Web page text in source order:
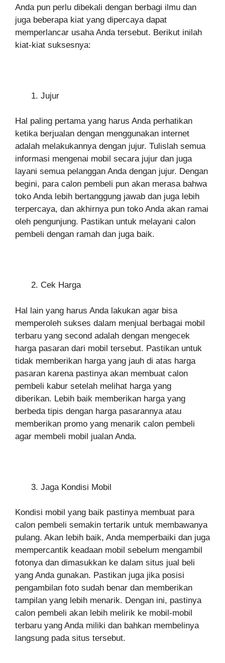
Anda pun perlu dibekali dengan berbagi ilmu dan
juga beberapa kiat yang dipercaya dapat
memperlancar usaha Anda tersebut. Berikut inilah
kiat-kiat suksesnya:
Jujur
Hal paling pertama yang harus Anda perhatikan
ketika berjualan dengan menggunakan internet
adalah melakukannya dengan jujur. Tulislah semua
informasi mengenai mobil secara jujur dan juga
layani semua pelanggan Anda dengan jujur. Dengan
begini, para calon pembeli pun akan merasa bahwa
toko Anda lebih bertanggung jawab dan juga lebih
terpercaya, dan akhirnya pun toko Anda akan ramai
oleh pengunjung. Pastikan untuk melayani calon
pembeli dengan ramah dan juga baik.
Cek Harga
Hal lain yang harus Anda lakukan agar bisa
memperoleh sukses dalam menjual berbagai mobil
terbaru yang second adalah dengan mengecek
harga pasaran dari mobil tersebut. Pastikan untuk
tidak memberikan harga yang jauh di atas harga
pasaran karena pastinya akan membuat calon
pembeli kabur setelah melihat harga yang
diberikan. Lebih baik memberikan harga yang
berbeda tipis dengan harga pasarannya atau
memberikan promo yang menarik calon pembeli
agar membeli mobil jualan Anda.
Jaga Kondisi Mobil
Kondisi mobil yang baik pastinya membuat para
calon pembeli semakin tertarik untuk membawanya
pulang. Akan lebih baik, Anda memperbaiki dan juga
mempercantik keadaan mobil sebelum mengambil
fotonya dan dimasukkan ke dalam situs jual beli
yang Anda gunakan. Pastikan juga jika posisi
pengambilan foto sudah benar dan memberikan
tampilan yang lebih menarik. Dengan ini, pastinya
calon pembeli akan lebih melirik ke mobil-mobil
terbaru yang Anda miliki dan bahkan membelinya
langsung pada situs tersebut.